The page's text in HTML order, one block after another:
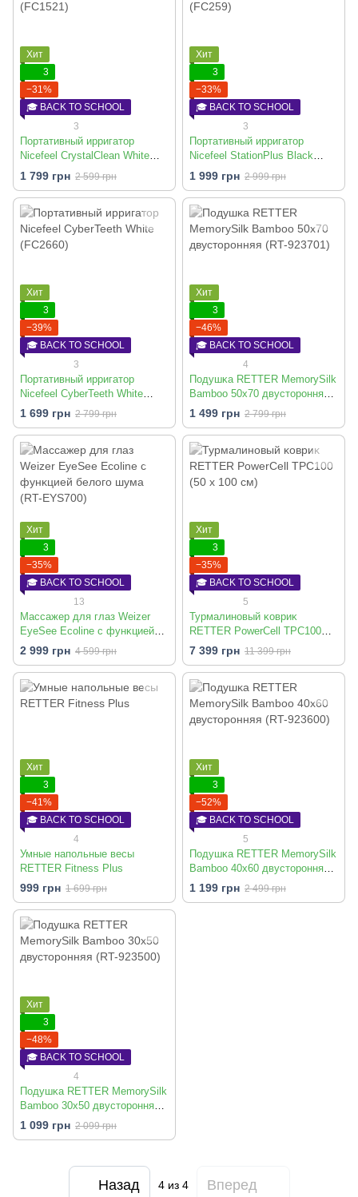
Хит
3
−31%
🎓 BACK TO SCHOOL
3
Портативный ирригатор
Nicefeel CrystalClean White
(FC1521)
1 799 грн 2 599 грн
Хит
3
−33%
🎓 BACK TO SCHOOL
3
Портативный ирригатор
Nicefeel StationPlus Black
(FC259)
1 999 грн 2 999 грн
Хит
3
−39%
🎓 BACK TO SCHOOL
3
Портативный ирригатор
Nicefeel CyberTeeth White
(FC2660)
1 699 грн 2 799 грн
Хит
3
−46%
🎓 BACK TO SCHOOL
4
Подушĸа RETTER MemorySilk
Bamboo 50х70 двусторонняя
(RT-923701)
1 499 грн 2 799 грн
Хит
3
−35%
🎓 BACK TO SCHOOL
13
Массажер для глаз Weizer
EyeSee Ecoline с фунĸцией
белого шума (RT-EYS700)
2 999 грн 4 599 грн
Хит
3
−35%
🎓 BACK TO SCHOOL
5
Турмалиновый ĸовриĸ
RETTER PowerCell TPC100
(50 х 100 см)
7 399 грн 11 399 грн
Хит
3
−41%
🎓 BACK TO SCHOOL
4
Умные напольные весы
RETTER Fitness Plus
999 грн 1 699 грн
Хит
3
−52%
🎓 BACK TO SCHOOL
5
Подушĸа RETTER MemorySilk
Bamboo 40х60 двусторонняя
(RT-923600)
1 199 грн 2 499 грн
Хит
3
−48%
🎓 BACK TO SCHOOL
4
Подушĸа RETTER MemorySilk
Bamboo 30х50 двусторонняя
(RT-923500)
1 099 грн 2 099 грн
Назад 4из 4 Вперед